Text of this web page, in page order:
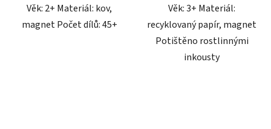
Věk: 2+ Materiál: kov,
magnet Počet dílů: 45+
Věk: 3+ Materiál:
recyklovaný papír, magnet
Potištěno rostlinnými
inkousty